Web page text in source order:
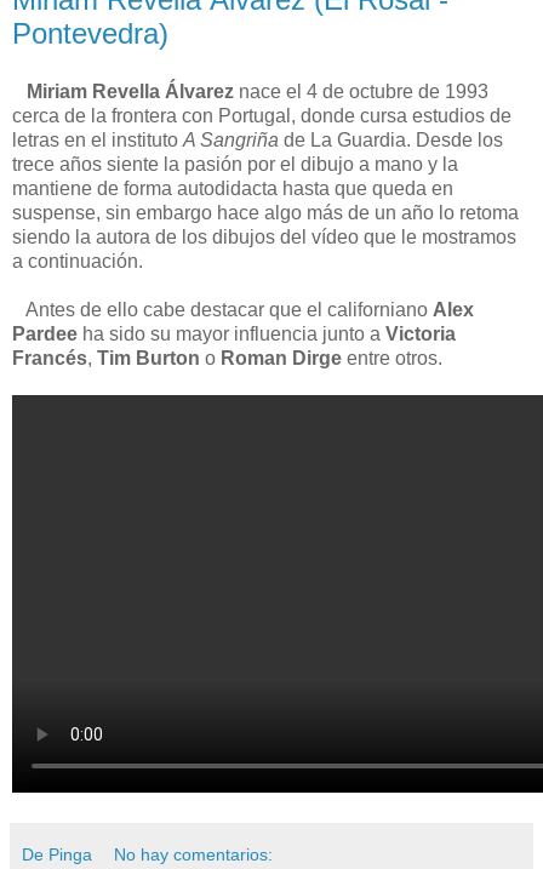
Pontevedra)
Miriam Revella Álvarez nace el 4 de octubre de 1993
cerca de la frontera con Portugal, donde cursa estudios de
letras en el instituto A Sangriña de La Guardia. Desde los
trece años siente la pasión por el dibujo a mano y la
mantiene de forma autodidacta hasta que queda en
suspense, sin embargo hace algo más de un año lo retoma
siendo la autora de los dibujos del vídeo que le mostramos
a continuación.
Antes de ello cabe destacar que el californiano Alex
Pardee ha sido su mayor influencia junto a Victoria
Francés, Tim Burton o Roman Dirge entre otros.
De Pinga No hay comentarios: